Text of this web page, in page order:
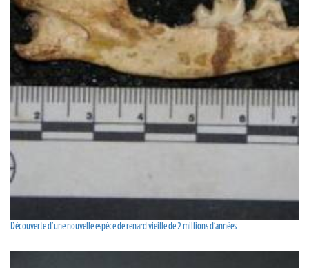
Découverte d’une nouvelle espèce de renard vieille de 2 millions d’années